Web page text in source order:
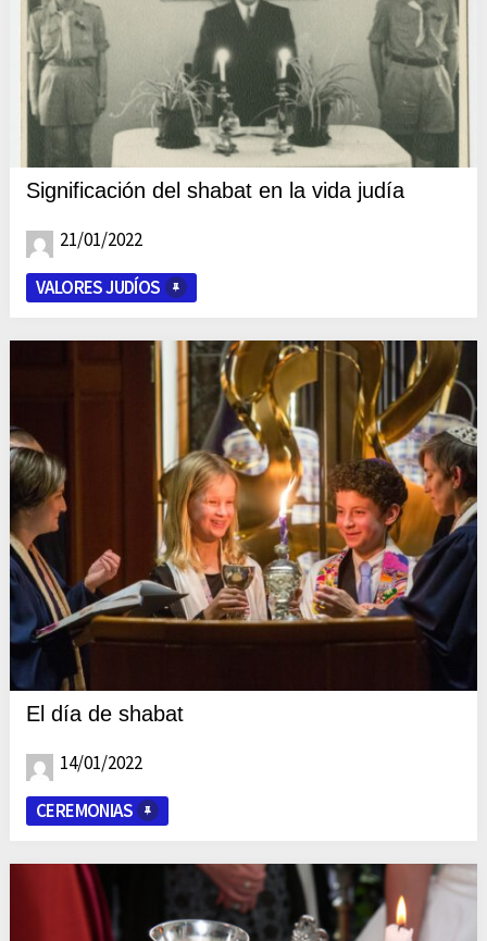
Significación del shabat en la vida judía
21/01/2022
VALORES JUDÍOS
El día de shabat
14/01/2022
CEREMONIAS